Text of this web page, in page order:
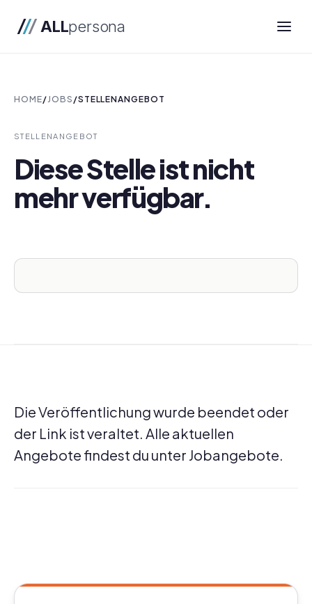
ALLpersona
HOME/JOBS /STELLENANGEBOT
STELLENANGEBOT
Diese Stelle ist nicht
mehr verfügbar.
Die Veröffentlichung wurde beendet oder
der Link ist veraltet. Alle aktuellen
Angebote findest du unter Jobangebote.